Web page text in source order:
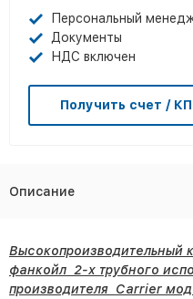
Персональный
Документы
НДС включен
Получить счет / КП
Описание
Высокопроизводительный
фанкойл 2-х трубного
производителя Carrier